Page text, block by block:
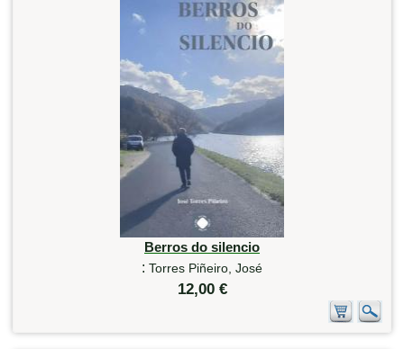
Berros do silencio
: Torres Piñeiro, José
12,00 €